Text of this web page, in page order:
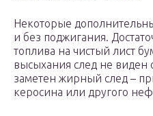
Некоторые
и без поджигания.
топлива на чистый лист
высыхания след не виден
заметен жирный след –
керосина или другого